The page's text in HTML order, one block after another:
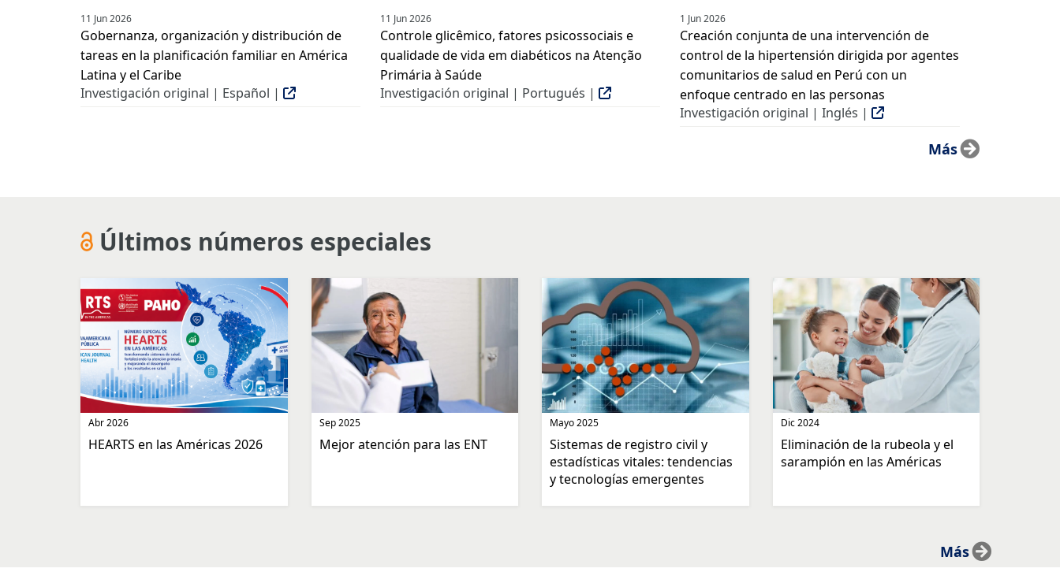
11 Jun 2026
Gobernanza, organización y distribución de
tareas en la planificación familiar en América
Latina y el Caribe
Investigación original | Español |
11 Jun 2026
Controle glicêmico, fatores psicossociais e
qualidade de vida em diabéticos na Atenção
Primária à Saúde
Investigación original | Portugués |
1 Jun 2026
Creación conjunta de una intervención de
control de la hipertensión dirigida por agentes
comunitarios de salud en Perú con un
enfoque centrado en las personas
Investigación original | Inglés |
Más
Últimos números especiales
Abr 2026
HEARTS en las Américas 2026
Sep 2025
Mejor atención para las ENT
Mayo 2025
Sistemas de registro civil y
estadísticas vitales: tendencias
y tecnologías emergentes
Dic 2024
Eliminación de la rubeola y el
sarampión en las Américas
Más